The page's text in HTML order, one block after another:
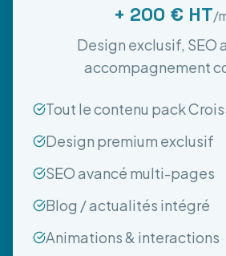
+ 200 € HT/
Design exclusif, SEO
accompagnement
Tout le contenu pack
Design premium exclusif
SEO avancé multi-pages
Blog / actualités intégré
Animations & interactions